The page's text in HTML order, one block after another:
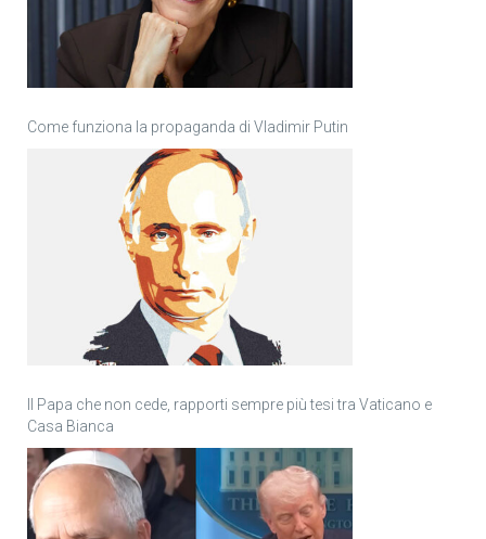
Come funziona la propaganda di Vladimir Putin
Il Papa che non cede, rapporti sempre più tesi tra Vaticano e
Casa Bianca